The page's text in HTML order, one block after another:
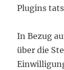
Plugins
In Bezug
über die